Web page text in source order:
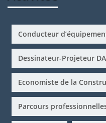
Conducteur
Dessinateur-Projeteur
Economiste de la
Parcours